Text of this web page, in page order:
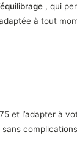
, qui
à tout
et l’adapter à